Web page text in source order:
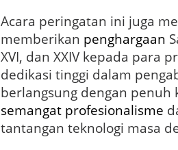
Acara peringatan ini juga
memberikan penghargaan
XVI, dan XXIV kepada para
dedikasi tinggi dalam
berlangsung dengan
semangat profesionalisme
tantangan teknologi masa